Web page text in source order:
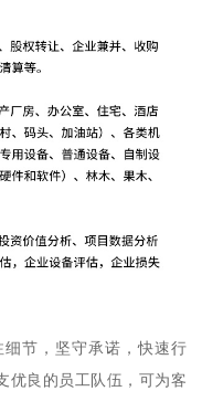
节，坚守承诺，快速行
优良的员工队伍，可为客